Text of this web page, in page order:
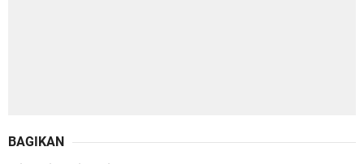
BAGIKAN